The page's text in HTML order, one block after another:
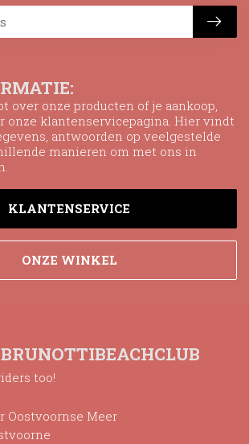
over onze producten of je aankoop,
onze klantenservicepagina. Hier vindt
antwoorden op veelgestelde
manieren om met ons in
KLANTENSERVICE
ONZE WINKEL
too!
Oostvoornse Meer